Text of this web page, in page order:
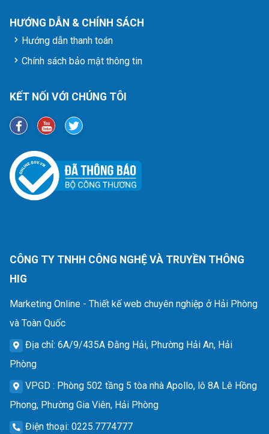
HƯỚNG DẪN & CHÍNH SÁCH
Hướng dẫn thanh toán
Chính sách bảo mật thông tin
KẾT NỐI VỚI CHÚNG TÔI
CÔNG TY TNHH CÔNG NGHỆ VÀ TRUYỀN THÔNG
HIG
Marketing Online - Thiết kế web chuyên nghiệp ở Hải Phòng
và Toàn Quốc
Địa chỉ: 6A/9/435A Đằng Hải, Phường Hải An, Hải
Phòng
VPGD : Phòng 502 tầng 5 tòa nhà Apollo, lô 8A Lê Hồng
Phong, Phường Gia Viên, Hải Phòng
Điện thoại: 0225.7774777